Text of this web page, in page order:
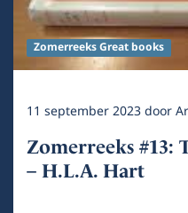
Zomerreeks Great books
11 september 2023door
Zomerreeks #13:
– H.L.A. Hart